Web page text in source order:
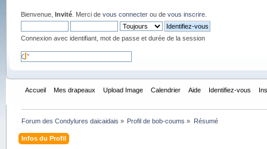
Bienvenue, Invité. Merci de vous connecterou de vous inscrire.
Connexion avec identifiant, mot de passe et durée de la session
Accueil Mes drapeaux Upload Image Calendrier Aide Identifiez-vous
Forum des Condylures daicaidais » Profil de bob-coums » Résumé
Infos du Profil